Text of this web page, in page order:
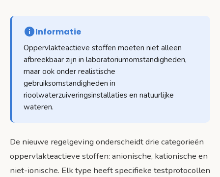
Informatie
Oppervlakteactieve stoffen moeten niet alleen
afbreekbaar zijn in laboratoriumomstandigheden,
maar ook onder realistische
gebruiksomstandigheden in
rioolwaterzuiveringsinstallaties en natuurlijke
wateren.
De nieuwe regelgeving onderscheidt drie categorieën
oppervlakteactieve stoffen: anionische, kationische en
niet-ionische. Elk type heeft specifieke testprotocollen